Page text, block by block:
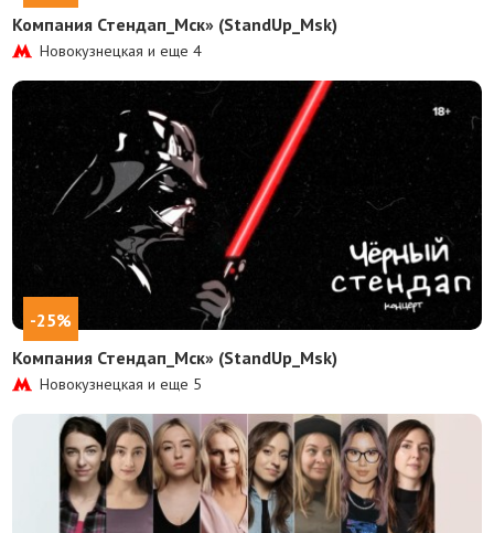
Компания Стендап_Мск» (StandUp_Msk)
Новокузнецкая и еще4
-25%
Компания Стендап_Мск» (StandUp_Msk)
Новокузнецкая и еще 5